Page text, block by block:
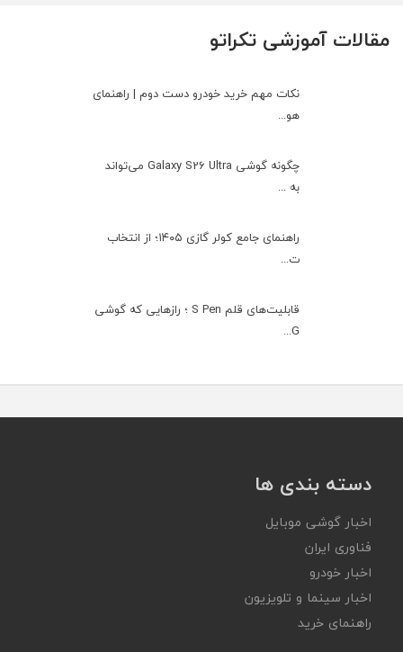
مقالات آموزشی تکراتو
نکات مهم خرید خودرو دست دوم | راهنمای
هو...
چگونه گوشی Galaxy S26 Ultra می‌تواند
به ...
راهنمای جامع کولر گازی ۱۴۰۵؛ از انتخاب
ت...
قابلیت‌های قلم S Pen ؛ رازهایی که گوشی
G...
دسته بندی ها
اخبار گوشی موبایل
فناوری ایران
اخبار خودرو
اخبار سینما و تلویزیون
راهنمای خرید